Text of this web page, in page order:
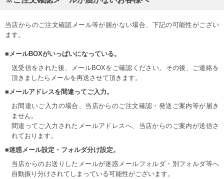
当店からのご注文確認メール等が届かない場合、下記の可能性がござい
ます。
■メールBOXがいっぱいになっている。
送受信をされた後、メールBOXをご確認ください。その後、ご連絡を
頂きましたらメールを再送させて頂きます。
■メールアドレスを間違ってご入力。
お間違いご入力の場合、当店からのご注文確認・発送ご案内等が届き
ません。
間違ってご入力されたメールアドレスへ、当店からのご案内が送信さ
れております。
■迷惑メール設定・フォルダ分け設定。
当店からのお送りしたメールが迷惑メールフォルダ・別フォルダ等へ
自動振り分けされてしまっている可能性がございます。